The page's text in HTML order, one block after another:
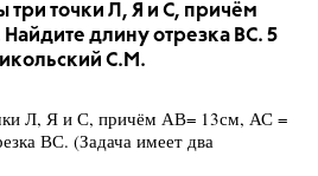
три точки Л, Я и С, причём
длину отрезка ВС. 5
С.М.
Л, Я и С, причём АВ= 13см, АС =
ВС. (Задача имеет два